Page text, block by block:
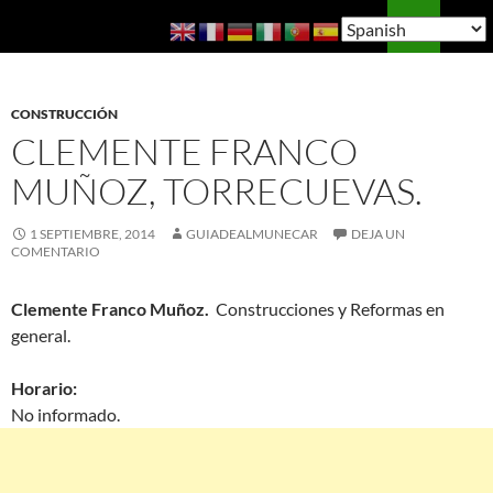
Guía de Almuñécar
CONSTRUCCIÓN
CLEMENTE FRANCO
MUÑOZ, TORRECUEVAS.
1 SEPTIEMBRE, 2014 GUIADEALMUNECAR
DEJA UN
COMENTARIO
Clemente Franco Muñoz. Construcciones y Reformas en
general.
Horario:
No informado.